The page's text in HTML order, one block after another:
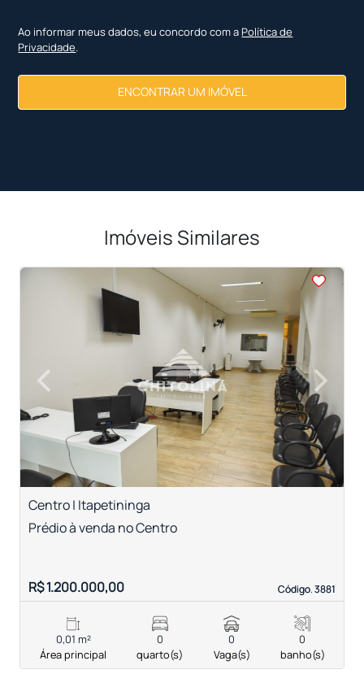
Ao informar meus dados, eu concordo com a Política de
Privacidade.
ENCONTRAR UM IMÓVEL
Imóveis Similares
‹Previous ›Next
Centro | Itapetininga
Código. 3881
Código. 3881
Prédio à venda no Centro
R$ 1.200.000,00
0,01 m²
Área principal
0
quarto(s)
0
Vaga(s)
0
banho(s)